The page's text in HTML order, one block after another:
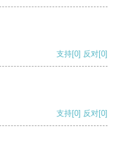
支持[0] 反对[0]
支持[0] 反对[0]